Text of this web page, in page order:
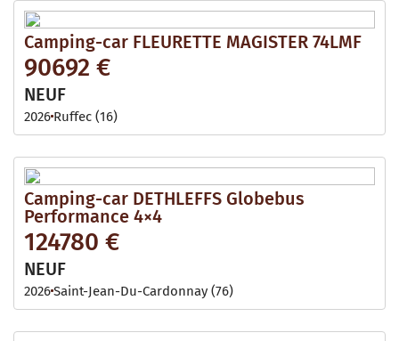
Camping-car FLEURETTE MAGISTER 74LMF
90692 €
NEUF
2026 Ruffec (16)
Camping-car DETHLEFFS Globebus
Performance 4×4
124780 €
NEUF
2026Saint-Jean-Du-Cardonnay (76)